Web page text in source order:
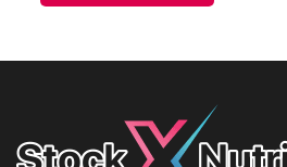
était :
est :